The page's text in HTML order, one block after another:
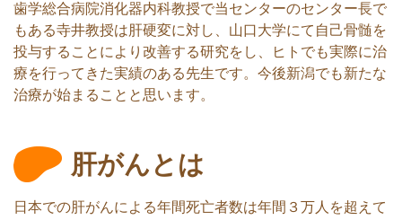
歯学総合病院消化器内科教授で当センターのセンター長で
もある寺井教授は肝硬変に対し、山口大学にて自己骨髄を
投与することにより改善する研究をし、ヒトでも実際に治
療を行ってきた実績のある先生です。今後新潟でも新たな
治療が始まることと思います。
肝がんとは
日本での肝がんによる年間死亡者数は年間３万人を超えて